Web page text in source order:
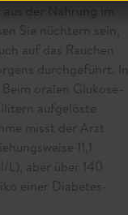
der Nahrung im
Sie nüchtern sein,
auf das Rauchen
durchgeführt. In
oralen Glukose-
aufgelöste
misst der Arzt
11,1
L), aber über 140
einer Diabetes-